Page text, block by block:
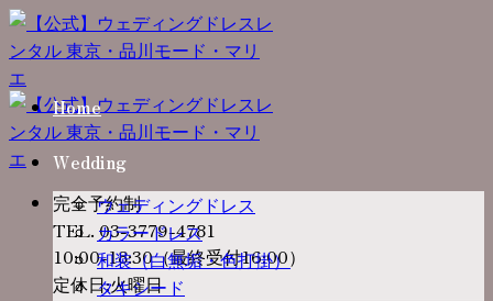
Skip
to
content
完全予約制
TEL. 03-3779-4781
10:00-18:30（最終受付16:00）
定休日:火曜日
Home
Wedding
ウェディングドレス
カラードレス
和装（白無垢・色打掛）
タキシード